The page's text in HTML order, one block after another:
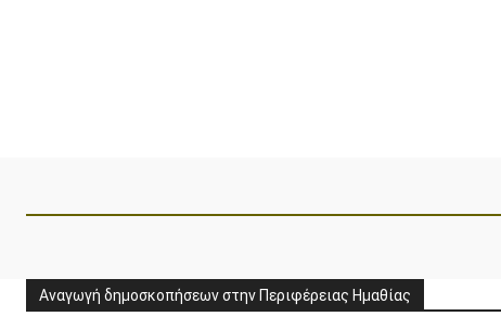
Αναγωγή δημοσκοπήσεων στην Περιφέρειας Ημαθίας